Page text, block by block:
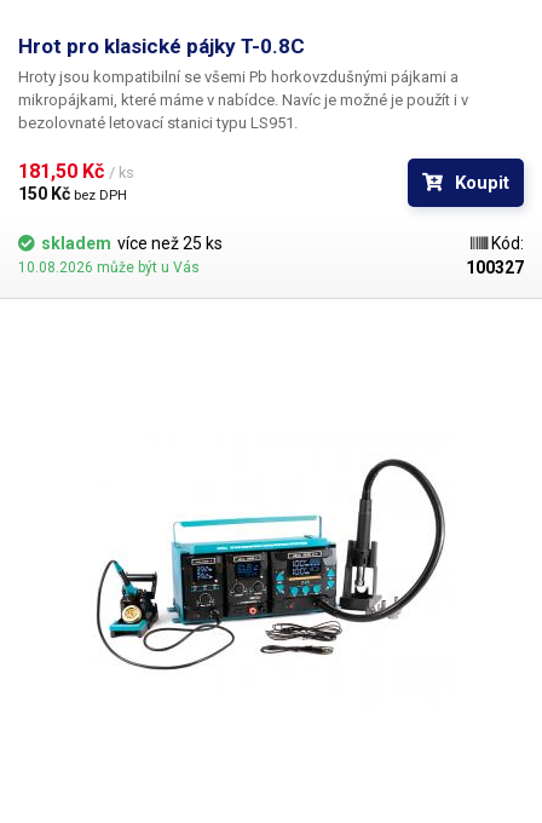
Hrot pro klasické pájky T-0.8C
Hroty jsou kompatibilní se všemi Pb horkovzdušnými pájkami a
mikropájkami, které máme v nabídce. Navíc je možné je použít i v
bezolovnaté letovací stanici typu LS951.
181,50 Kč / ks
150 Kč bez DPH
Koupit
skladem více než 25 ks
10.08.2026 může být u Vás
Kód:
100327